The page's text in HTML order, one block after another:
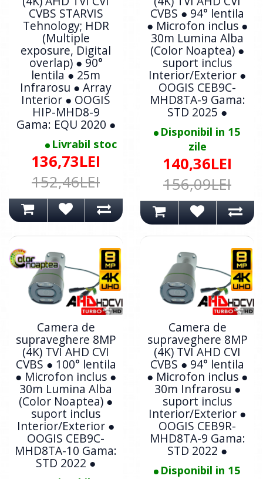
CVBS STARVIS
Tehnology; HDR
(Multiple
exposure, Digital
overlap) ● 90°
lentila ● 25m
Infrarosu ● Array
Interior ● OOGIS
HIP-MHD8-9
Gama: EQU 2020 ●
Livrabil stoc
136,73LEI
152,46LEI
CVBS ● 94° lentila
● Microfon inclus ●
30m Lumina Alba
(Color Noaptea) ●
suport inclus
Interior/Exterior ●
OOGIS CEB9C-
MHD8TA-9 Gama:
STD 2025 ●
Disponibil in 15
zile
140,36LEI
156,09LEI
Camera de
supraveghere 8MP
(4K) TVI AHD CVI
CVBS ● 100° lentila
● Microfon inclus ●
30m Lumina Alba
(Color Noaptea) ●
suport inclus
Interior/Exterior ●
OOGIS CEB9C-
MHD8TA-10 Gama:
STD 2022 ●
Camera de
supraveghere 8MP
(4K) TVI AHD CVI
CVBS ● 94° lentila
● Microfon inclus ●
30m Infrarosu ●
suport inclus
Interior/Exterior ●
OOGIS CEB9R-
MHD8TA-9 Gama:
STD 2022 ●
Disponibil in 15